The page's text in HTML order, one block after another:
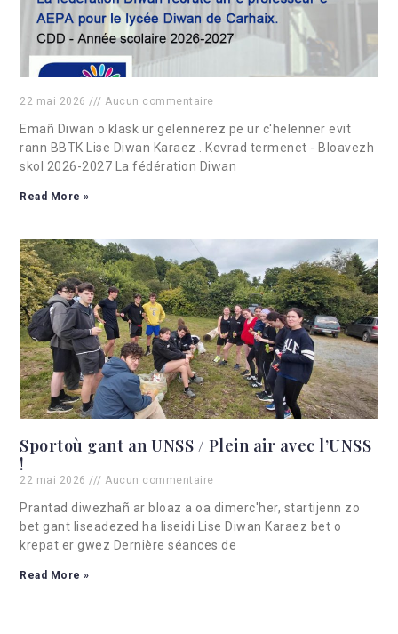
22 mai 2026 Aucun commentaire
Emañ Diwan o klask ur gelennerez pe ur c'helenner evit
rann BBTK Lise Diwan Karaez . Kevrad termenet - Bloavezh
skol 2026-2027 La fédération Diwan
Read More »
Sportoù gant an UNSS / Plein air avec l’UNSS
!
22 mai 2026 Aucun commentaire
Prantad diwezhañ ar bloaz a oa dimerc'her, startijenn zo
bet gant liseadezed ha liseidi Lise Diwan Karaez bet o
krepat er gwez Dernière séances de
Read More »